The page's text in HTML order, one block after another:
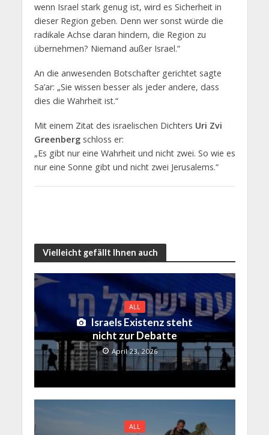
wenn Israel stark genug ist, wird es Sicherheit in
dieser Region geben. Denn wer sonst würde die
radikale Achse daran hindern, die Region zu
übernehmen? Niemand außer Israel.“
An die anwesenden Botschafter gerichtet sagte
Sa’ar: „Sie wissen besser als jeder andere, dass
dies die Wahrheit ist.“
Mit einem Zitat des israelischen Dichters Uri Zvi
Greenbergschloss er:
„Es gibt nur eine Wahrheit und nicht zwei. So wie es
nur eine Sonne gibt und nicht zwei Jerusalems.“
Vielleicht gefällt Ihnen auch
ALL
Israels Existenz steht
nicht zur Debatte
April 23, 2026
ALL